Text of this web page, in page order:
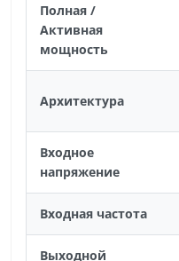
Полная /
Активная
мощность
Архитектура
Входное
напряжение
Входная частота
Выходной